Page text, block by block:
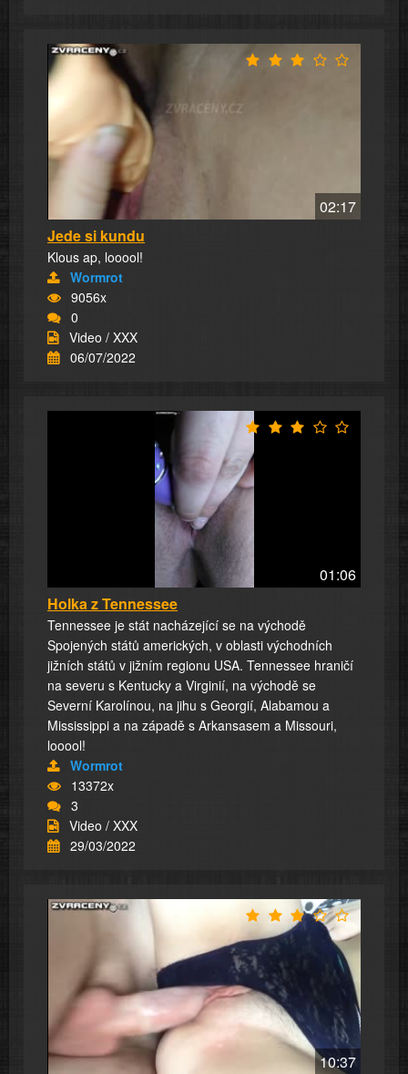
02:17
Jede si kundu
Klous ap, looool!
Wormrot
9056x
0
Video / XXX
06/07/2022
01:06
Holka z Tennessee
Tennessee je stát nacházející se na východě
Spojených států amerických, v oblasti východních
jižních států v jižním regionu USA. Tennessee hraničí
na severu s Kentucky a Virginií, na východě se
Severní Karolínou, na jihu s Georgií, Alabamou a
Mississippi a na západě s Arkansasem a Missouri,
looool!
Wormrot
13372x
3
Video / XXX
29/03/2022
10:37